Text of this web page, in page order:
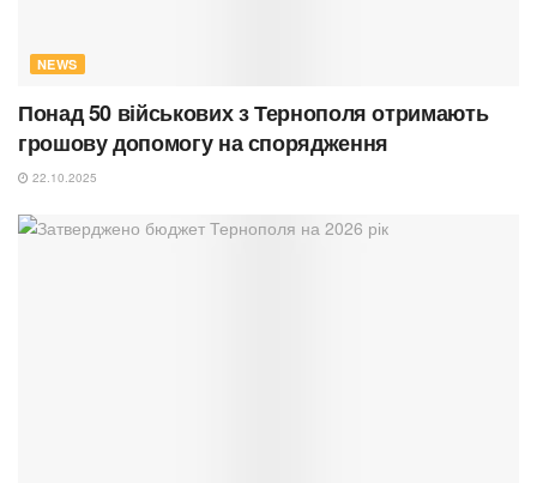
NEWS
Понад 50 військових з Тернополя отримають
грошову допомогу на спорядження
22.10.2025